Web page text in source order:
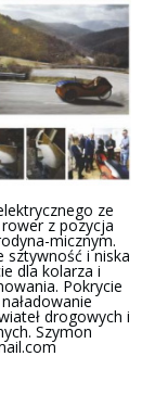
ze
z pozycja
micznym.
sztywność i niska
dla kolarza i
Pokrycie
drogowych i
Szymon